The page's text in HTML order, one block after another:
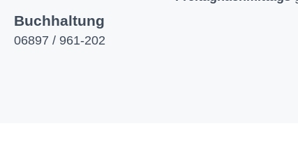
Buchhaltung
06897 / 961-202